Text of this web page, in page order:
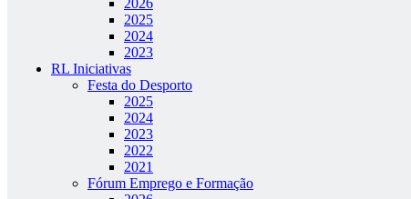
2025
2024
2023
RL Iniciativas
Festa do Desporto
2025
2024
2023
2022
2021
Fórum Emprego e Formação